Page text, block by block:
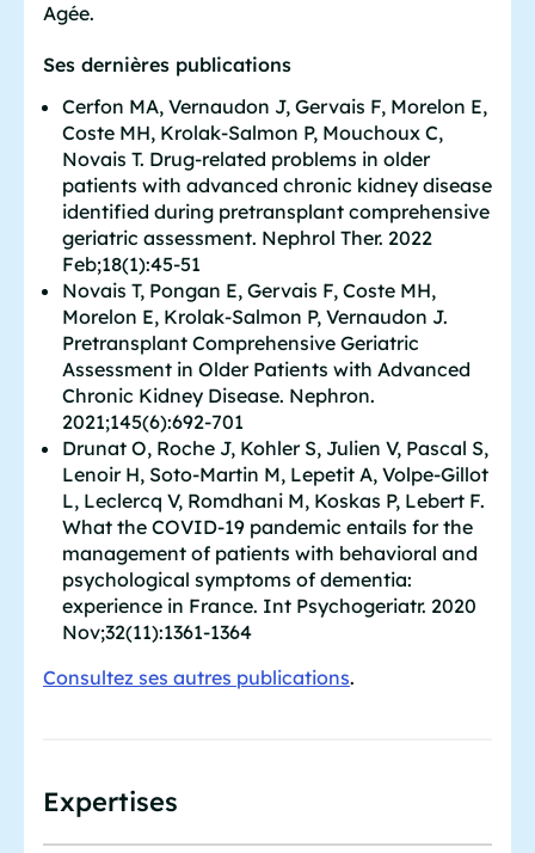
Agée.
Ses dernières publications
Cerfon MA, Vernaudon J, Gervais F, Morelon E,
Coste MH, Krolak-Salmon P, Mouchoux C,
Novais T. Drug-related problems in older
patients with advanced chronic kidney disease
identified during pretransplant comprehensive
geriatric assessment. Nephrol Ther. 2022
Feb;18(1):45-51
Novais T, Pongan E, Gervais F, Coste MH,
Morelon E, Krolak-Salmon P, Vernaudon J.
Pretransplant Comprehensive Geriatric
Assessment in Older Patients with Advanced
Chronic Kidney Disease. Nephron.
2021;145(6):692-701
Drunat O, Roche J, Kohler S, Julien V, Pascal S,
Lenoir H, Soto-Martin M, Lepetit A, Volpe-Gillot
L, Leclercq V, Romdhani M, Koskas P, Lebert F.
What the COVID-19 pandemic entails for the
management of patients with behavioral and
psychological symptoms of dementia:
experience in France. Int Psychogeriatr. 2020
Nov;32(11):1361-1364
Consultez ses autres publications.
Expertises